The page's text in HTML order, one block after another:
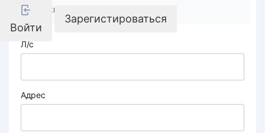
Войти
Зарегистироваться
Реквизиты компании
Л/с
Адрес